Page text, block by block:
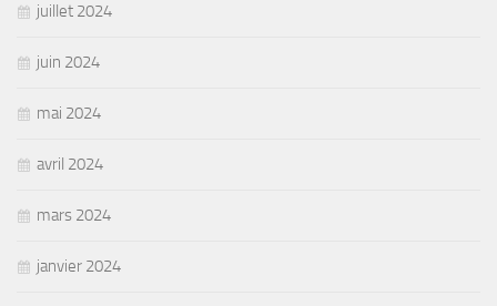
juillet 2024
juin 2024
mai 2024
avril 2024
mars 2024
janvier 2024